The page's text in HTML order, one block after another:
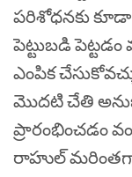
పరిశోధనకు
పెట్టుబడి
ఎంపిక
మొదటి చేతి
ప్రారంభించడం
రాహుల్ మరింతగా